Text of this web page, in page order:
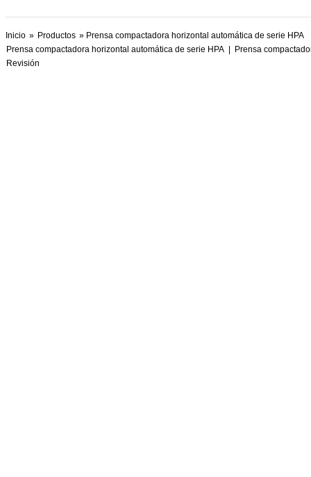
Inicio » Productos » Prensa compactadora horizontal automática de serie HPA
Prensa compactadora horizontal automática de serie HPA
Prensa
Revisión